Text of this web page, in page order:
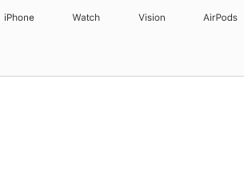
iPhone Watch Vision AirPods